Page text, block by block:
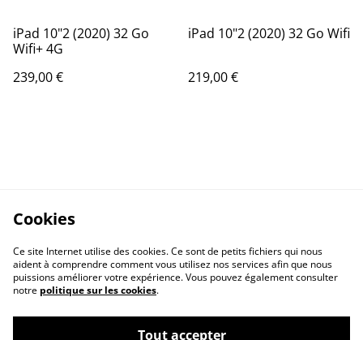
iPad 10"2 (2020) 32 Go
Wifi+ 4G
239,00 €
iPad 10"2 (2020) 32 Go Wifi
219,00 €
Contactez-nous
Politique de
Politique de cookies
Cookies
Ce site Internet utilise des cookies. Ce sont de petits fichiers qui nous
aident à comprendre comment vous utilisez nos services afin que nous
puissions améliorer votre expérience. Vous pouvez également consulter
notre politique sur les cookies.
Tout accepter